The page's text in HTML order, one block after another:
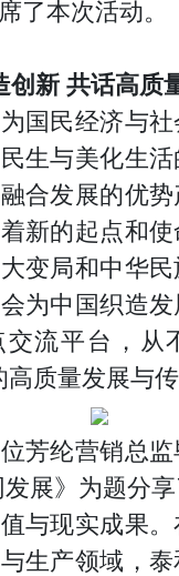
了本次活动。
创新 共话高质
国民经济与
生与美化生活
合发展的优
新的起点和
变局和中华
为中国织造
交流平台，从
质量发展与传
芳纶营销总
展》为题分
与现实成果
生产领域，